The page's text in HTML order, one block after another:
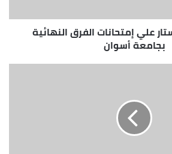
علي إمتحانات الفرق النهائية
بجامعة أسوان